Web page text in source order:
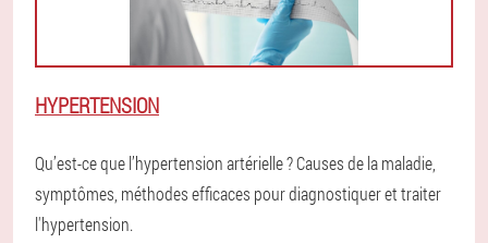
HYPERTENSION
Qu’est-ce que l’hypertension artérielle ? Causes de la maladie,
symptômes, méthodes efficaces pour diagnostiquer et traiter
l'hypertension.